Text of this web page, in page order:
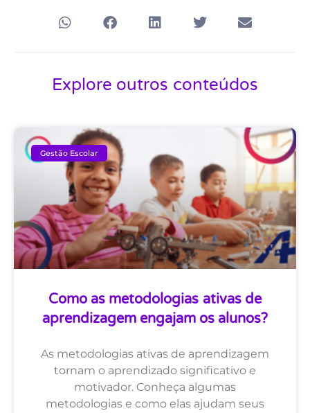
Explore outros conteúdos
Gestão Escolar
Como as metodologias ativas de
aprendizagem engajam os alunos?
As metodologias ativas de aprendizagem
tornam o aprendizado significativo e
motivador. Conheça algumas
metodologias e como elas ajudam seus